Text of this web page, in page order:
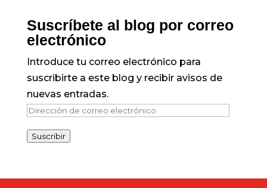
Suscríbete al blog por correo
electrónico
Introduce tu correo electrónico para
suscribirte a este blog y recibir avisos de
nuevas entradas.
Dirección
correo
Suscribir